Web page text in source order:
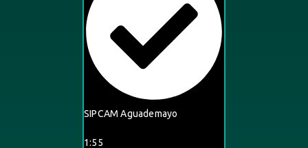
SIPCAM Aguademayo
1:55